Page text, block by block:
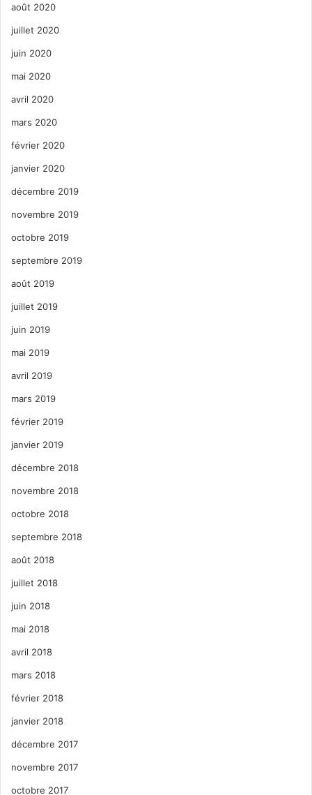
août 2020
juillet 2020
juin 2020
mai 2020
avril 2020
mars 2020
février 2020
janvier 2020
décembre 2019
novembre 2019
octobre 2019
septembre 2019
août 2019
juillet 2019
juin 2019
mai 2019
avril 2019
mars 2019
février 2019
janvier 2019
décembre 2018
novembre 2018
octobre 2018
septembre 2018
août 2018
juillet 2018
juin 2018
mai 2018
avril 2018
mars 2018
février 2018
janvier 2018
décembre 2017
novembre 2017
octobre 2017